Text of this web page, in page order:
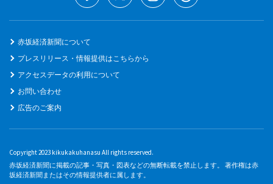
赤坂経済新聞について
プレスリリース・情報提供はこちらから
アクセスデータの利用について
お問い合わせ
広告のご案内
Copyright 2023 kikukakuhanasu All rights reserved.
赤坂経済新聞に掲載の記事・写真・図表などの無断転載を禁止します。 著作権は赤
坂経済新聞またはその情報提供者に属します。